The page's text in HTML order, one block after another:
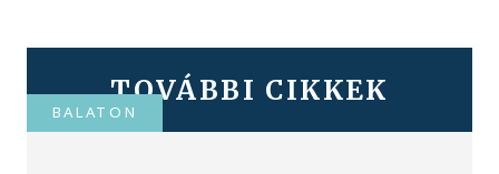
TOVÁBBI CIKKEK
BALATON